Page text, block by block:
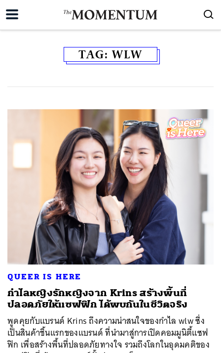
TAG:WLW
QUEER IS HERE
กำไลหญิงรักหญิงจาก Krins สร้างพื้นที่
ปลอดภัยให้แซฟฟิก ได้พบกันในชีวิตจริง
พูดคุยกับแบรนด์ Krins ถึงความน่าสนใจของกำไล wlw ซึ่ง
เป็นสินค้าชิ้นแรกของแบรนด์ ที่นำมาสู่การเปิดคอมมูนิตี้แซฟ
ฟิก เพื่อสร้างพื้นที่ปลอดภัยทางใจ รวมถึงโลกในอุดมคติของ